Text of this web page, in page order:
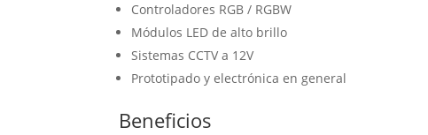
Controladores RGB / RGBW
Módulos LED de alto brillo
Sistemas CCTV a 12V
Prototipado y electrónica en general
Beneficios